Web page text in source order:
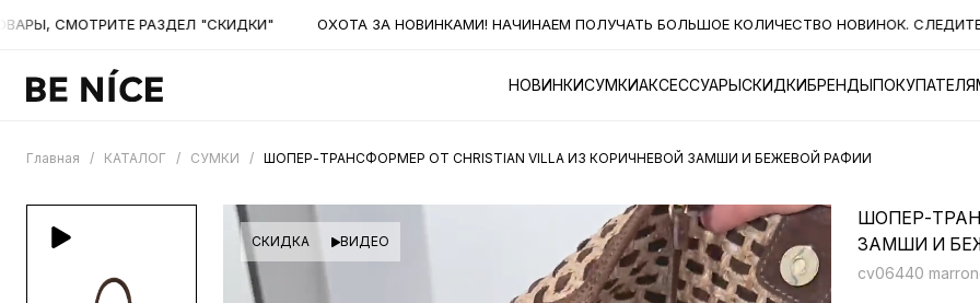
СМОТРИТЕ РАЗДЕЛ "СКИДКИ" ОХОТА ЗА НОВИНКАМИ! НАЧИНАЕМ ПОЛУЧАТЬ БОЛЬШОЕ КОЛИЧЕСТВО НОВИНОК. СЛЕДИТЕ
НОВИНКИСУМКИАКСЕССУАРЫСКИДКИБРЕНДЫ
Главная / КАТАЛОГ / СУМКИ / ШОПЕР-ТРАНСФОРМЕР ОТ CHRISTIAN VILLA ИЗ КОРИЧНЕВОЙ ЗАМШИ И БЕЖЕВОЙ РАФИИ
СКИДКА ВИДЕО
ШОПЕР-
ЗАМШИ И
cv06440